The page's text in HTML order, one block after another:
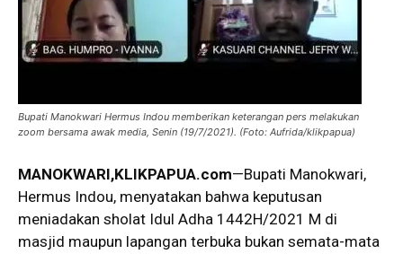
Bupati Manokwari Hermus Indou memberikan keterangan pers melakukan
zoom bersama awak media, Senin (19/7/2021). (Foto: Aufrida/klikpapua)
MANOKWARI,KLIKPAPUA.com—Bupati Manokwari,
Hermus Indou, menyatakan bahwa keputusan
meniadakan sholat Idul Adha 1442H/2021 M di
masjid maupun lapangan terbuka bukan semata-mata